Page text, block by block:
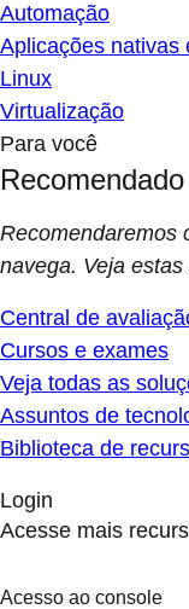
Automação
Aplicações nativas
Linux
Virtualização
Para você
Recomendado
Recomendaremos
navega. Veja
Central de
Cursos e exames
Veja todas as
Assuntos de
Biblioteca de
Login
Acesse mais
Acesso ao console